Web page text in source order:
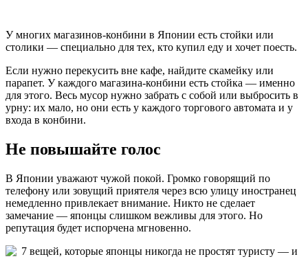
У многих магазинов-конбини в Японии есть стойки или
столики — специально для тех, кто купил еду и хочет поесть.
Если нужно перекусить вне кафе, найдите скамейку или
парапет. У каждого магазина-конбини есть стойка — именно
для этого. Весь мусор нужно забрать с собой или выбросить в
урну: их мало, но они есть у каждого торгового автомата и у
входа в конбини.
Не повышайте голос
В Японии уважают чужой покой. Громко говорящий по
телефону или зовущий приятеля через всю улицу иностранец
немедленно привлекает внимание. Никто не сделает
замечание — японцы слишком вежливы для этого. Но
репутация будет испорчена мгновенно.